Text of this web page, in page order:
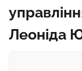
Леоніда